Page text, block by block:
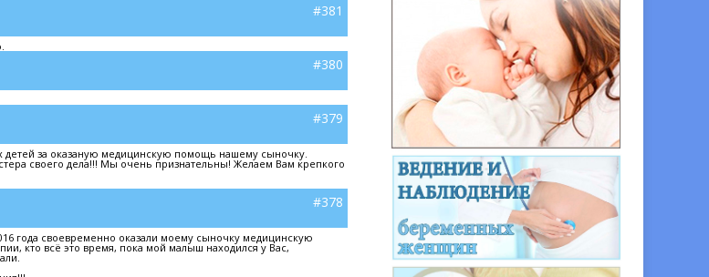
#381
#380
#379
за оказаную медицинскую помощь нашему сыночку.
своего дела!!! Мы очень признательны! Желаем Вам крепкого
#378
года своевременно оказали моему сыночку медицинскую
кто всё это время, пока мой малыш находился у Вас,